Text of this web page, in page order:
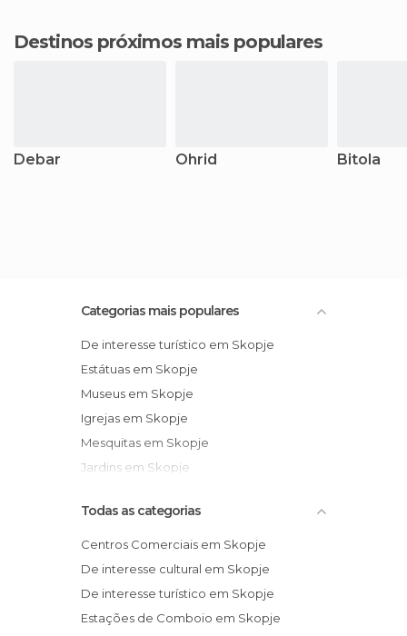
Destinos próximos mais populares
Debar Ohrid Bitola
Categorias mais populares
De interesse turístico em Skopje
Estátuas em Skopje
Museus em Skopje
Igrejas em Skopje
Mesquitas em Skopje
Jardins em Skopje
Todas as categorias
Centros Comerciais em Skopje
De interesse cultural em Skopje
De interesse turístico em Skopje
Estações de Comboio em Skopje